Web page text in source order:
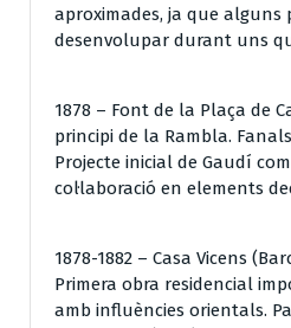
aproximades, ja que alguns
desenvolupar durant uns
1878 – Font de la Plaça de
principi de la Rambla.
Projecte inicial de Gaudí
col·laboració en elements
1878-1882 – Casa Vicens
Primera obra residencial
amb influències orientals.